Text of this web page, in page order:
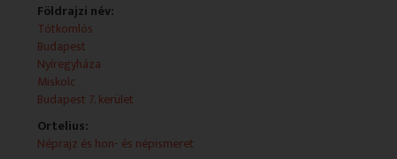
Földrajzi név:
Tótkomlós
Budapest
Nyíregyháza
Miskolc
Budapest 7. kerület
Ortelius:
Néprajz és hon- és népismeret